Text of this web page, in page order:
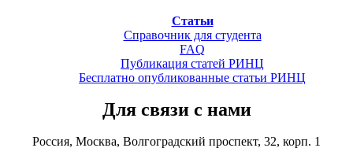
Статьи
Справочник для студента
FAQ
Публикация статей РИНЦ
Бесплатно опубликованные статьи РИНЦ
Для связи с нами
Россия, Москва, Волгоградский проспект, 32, корп. 1